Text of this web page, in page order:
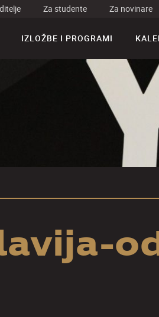
Za studente Za novinare
IZLOŽBE I PROGRAMI